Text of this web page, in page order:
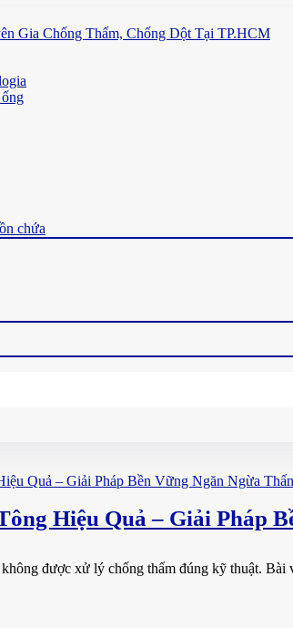
chứa
Hiệu Quả – Giải Pháp
được xử lý chống thấm đúng kỹ thuật.